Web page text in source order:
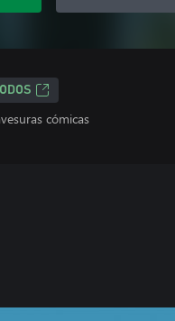
cómicas